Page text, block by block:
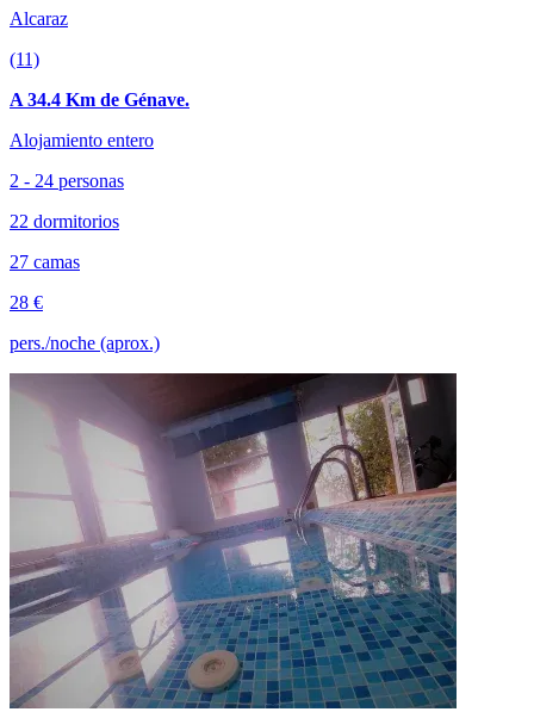
Alcaraz
(11)
A 34.4 Km de Génave.
Alojamiento entero
2 - 24 personas
22 dormitorios
27 camas
28 €
pers./noche (aprox.)